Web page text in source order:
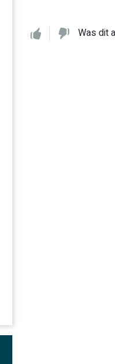
Was dit